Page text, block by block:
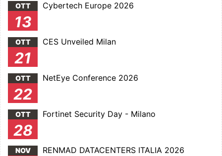
OTT
13
Cybertech Europe 2026
OTT
21
CES Unveiled Milan
OTT
22
NetEye Conference 2026
OTT
28
Fortinet Security Day - Milano
NOV RENMAD DATACENTERS ITALIA 2026